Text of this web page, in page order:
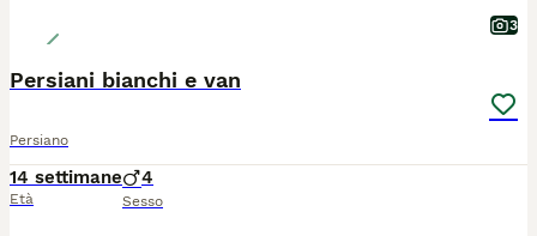
3
Persiani bianchi e van
Persiano
14 settimane
Età
4
Sesso